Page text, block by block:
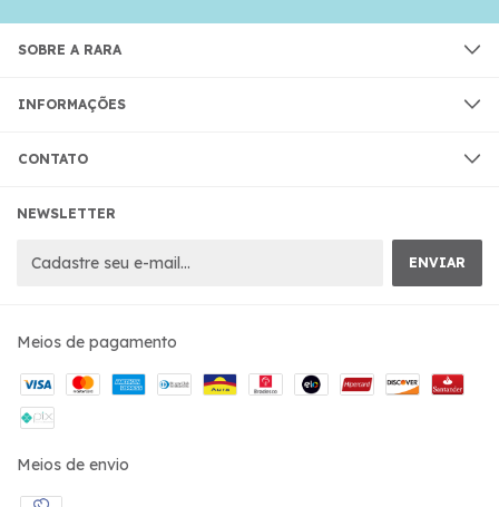
SOBRE A RARA
INFORMAÇÕES
CONTATO
NEWSLETTER
Meios de pagamento
Meios de envio